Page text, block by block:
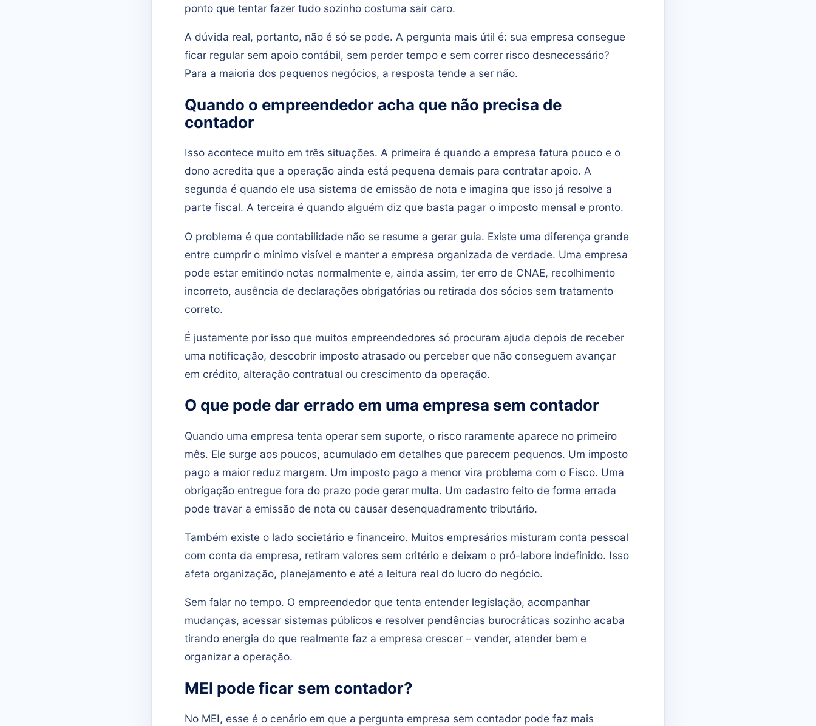
ponto que tentar fazer tudo sozinho costuma sair caro.
A dúvida real, portanto, não é só se pode. A pergunta mais útil é: sua empresa consegue
ficar regular sem apoio contábil, sem perder tempo e sem correr risco desnecessário?
Para a maioria dos pequenos negócios, a resposta tende a ser não.
Quando o empreendedor acha que não precisa de
contador
Isso acontece muito em três situações. A primeira é quando a empresa fatura pouco e o
dono acredita que a operação ainda está pequena demais para contratar apoio. A
segunda é quando ele usa sistema de emissão de nota e imagina que isso já resolve a
parte fiscal. A terceira é quando alguém diz que basta pagar o imposto mensal e pronto.
O problema é que contabilidade não se resume a gerar guia. Existe uma diferença grande
entre cumprir o mínimo visível e manter a empresa organizada de verdade. Uma empresa
pode estar emitindo notas normalmente e, ainda assim, ter erro de CNAE, recolhimento
incorreto, ausência de declarações obrigatórias ou retirada dos sócios sem tratamento
correto.
É justamente por isso que muitos empreendedores só procuram ajuda depois de receber
uma notificação, descobrir imposto atrasado ou perceber que não conseguem avançar
em crédito, alteração contratual ou crescimento da operação.
O que pode dar errado em uma empresa sem contador
Quando uma empresa tenta operar sem suporte, o risco raramente aparece no primeiro
mês. Ele surge aos poucos, acumulado em detalhes que parecem pequenos. Um imposto
pago a maior reduz margem. Um imposto pago a menor vira problema com o Fisco. Uma
obrigação entregue fora do prazo pode gerar multa. Um cadastro feito de forma errada
pode travar a emissão de nota ou causar desenquadramento tributário.
Também existe o lado societário e financeiro. Muitos empresários misturam conta pessoal
com conta da empresa, retiram valores sem critério e deixam o pró-labore indefinido. Isso
afeta organização, planejamento e até a leitura real do lucro do negócio.
Sem falar no tempo. O empreendedor que tenta entender legislação, acompanhar
mudanças, acessar sistemas públicos e resolver pendências burocráticas sozinho acaba
tirando energia do que realmente faz a empresa crescer – vender, atender bem e
organizar a operação.
MEI pode ficar sem contador?
No MEI, esse é o cenário em que a pergunta empresa sem contador pode faz mais